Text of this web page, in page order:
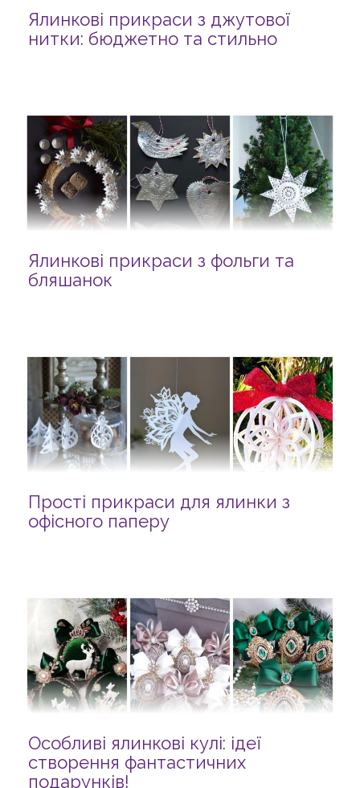
Ялинкові прикраси з джутової
нитки: бюджетно та стильно
Ялинкові прикраси з фольги та
бляшанок
Прості прикраси для ялинки з
офісного паперу
Особливі ялинкові кулі: ідеї
створення фантастичних
подарунків!